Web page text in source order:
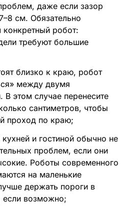
даже если зазор
см. Обязательно
конкретный робот:
требуют большие
близко к краю, робот
между двумя
В этом случае перенесите
сантиметров, чтобы
проход по краю;
и гостиной обычно не
проблем, если они
Роботы современного
на маленькие
держать пороги в
если возможно;